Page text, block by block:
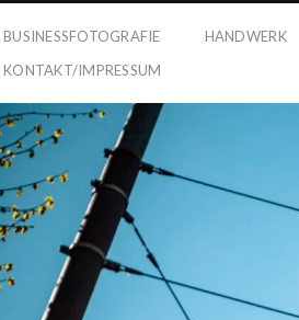
BUSINESSFOTOGRAFIE HANDWERK
KONTAKT/IMPRESSUM